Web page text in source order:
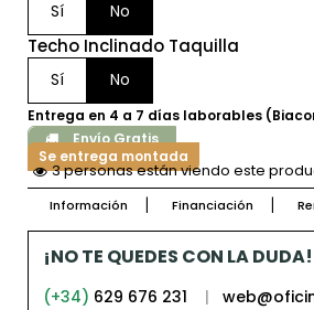
Sí No
Techo Inclinado Taquilla
Sí No
Entrega en 4 a 7 días laborables
Envío Gratis
Se entrega montada
3 personas están viendo este
Información Financiación
¡NO TE QUEDES CON LA DUDA!
(+34) 629 676 231 |